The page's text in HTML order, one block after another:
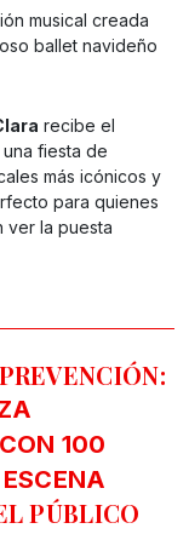
musical creada
ballet navideño
recibe el
fiesta de
más icónicos y
para quienes
ver la puesta
100
PÚBLICO